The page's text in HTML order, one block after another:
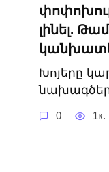
լինել.
Խոյերը
0 1к.